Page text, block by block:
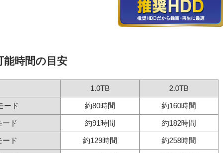
時間の目安
1.0TB 2.0TB
ード 約80時間 約160時間
ード 約91時間 約182時間
ード 約129時間 約258時間